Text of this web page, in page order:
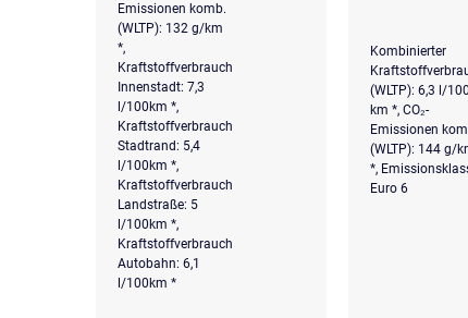
Emissionen komb.
(WLTP): 132 g/km
*,
Kraftstoffverbrauch
Innenstadt: 7,3
l/100km *,
Kraftstoffverbrauch
Stadtrand: 5,4
l/100km *,
Kraftstoffverbrauch
Landstraße: 5
l/100km *,
Kraftstoffverbrauch
Autobahn: 6,1
l/100km *
Kombinierter
(WLTP): 6,3 l/100
km *, CO₂-
Emissionen
(WLTP): 144 g/
*,
Euro 6